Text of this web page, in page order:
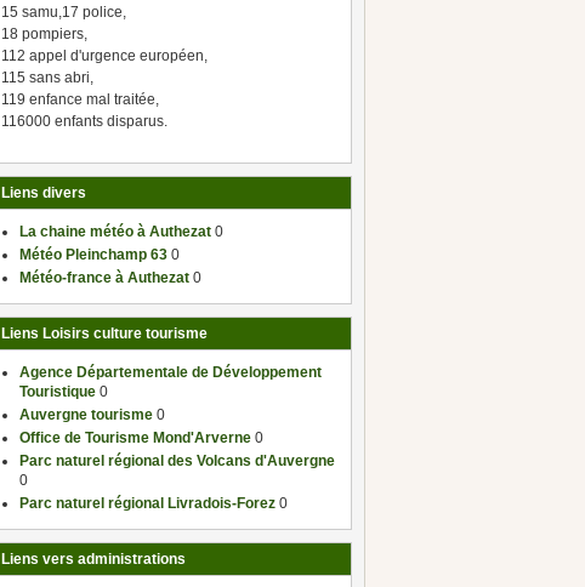
15 samu,17 police,
18 pompiers,
112 appel d'urgence européen,
115 sans abri,
119 enfance mal traitée,
116000 enfants disparus.
Liens divers
La chaine météo à Authezat 0
Météo Pleinchamp 63 0
Météo-france à Authezat 0
Liens Loisirs culture tourisme
Agence Départementale de Développement
Touristique 0
Auvergne tourisme 0
Office de Tourisme Mond'Arverne 0
Parc naturel régional des Volcans d'Auvergne
0
Parc naturel régional Livradois-Forez 0
Liens vers administrations